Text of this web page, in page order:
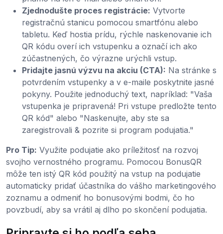
Zjednodušte proces registrácie: Vytvorte
registračnú stanicu pomocou smartfónu alebo
tabletu. Keď hostia prídu, rýchle naskenovanie ich
QR kódu overí ich vstupenku a označí ich ako
zúčastnených, čo výrazne urýchli vstup.
Pridajte jasnú výzvu na akciu (CTA): Na stránke s
potvrdením vstupenky a v e-maile poskytnite jasné
pokyny. Použite jednoduchý text, napríklad: "Vaša
vstupenka je pripravená! Pri vstupe predložte tento
QR kód" alebo "Naskenujte, aby ste sa
zaregistrovali & pozrite si program podujatia."
Pro Tip: Využite podujatie ako príležitosť na rozvoj
svojho vernostného programu. Pomocou BonusQR
môže ten istý QR kód použitý na vstup na podujatie
automaticky pridať účastníka do vášho marketingového
zoznamu a odmeniť ho bonusovými bodmi, čo ho
povzbudí, aby sa vrátil aj dlho po skončení podujatia.